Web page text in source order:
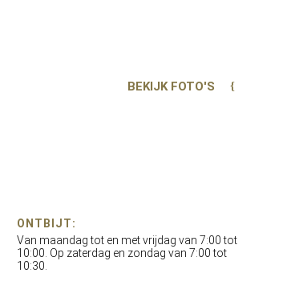
BEKIJK FOTO'S
ONTBIJT:
Van maandag tot en met vrijdag van 7:00 tot
10:00. Op zaterdag en zondag van 7:00 tot
10:30.